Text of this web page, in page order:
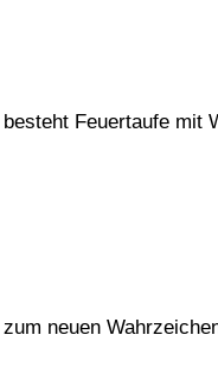
Feuertaufe mit
neuen